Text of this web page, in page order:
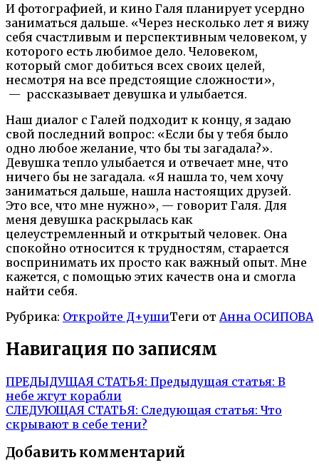
И фотографией, и кино Галя планирует усердно
заниматься дальше. «Через несколько лет я вижу
себя счастливым и перспективным человеком, у
которого есть любимое дело. Человеком,
который смог добиться всех своих целей,
несмотря на все предстоящие сложности»,
— рассказывает девушка и улыбается.
Наш диалог с Галей подходит к концу, я задаю
свой последний вопрос: «Если бы у тебя было
одно любое желание, что бы ты загадала?».
Девушка тепло улыбается и отвечает мне, что
ничего бы не загадала. «Я нашла то, чем хочу
заниматься дальше, нашла настоящих друзей.
Это все, что мне нужно», — говорит Галя. Для
меня девушка раскрылась как
целеустремленный и открытый человек. Она
спокойно относится к трудностям, старается
воспринимать их просто как важный опыт. Мне
кажется, с помощью этих качеств она и смогла
найти себя.
Рубрика: Откройте Д+ушиТеги от Анна ОСИПОВА
Навигация по записям
ПРЕДЫДУЩАЯ СТАТЬЯ: Предыдущая статья: В
небе жгут корабли
СЛЕДУЮЩАЯ СТАТЬЯ: Следующая статья: Что
скрывают в себе тени?
Добавить комментарий